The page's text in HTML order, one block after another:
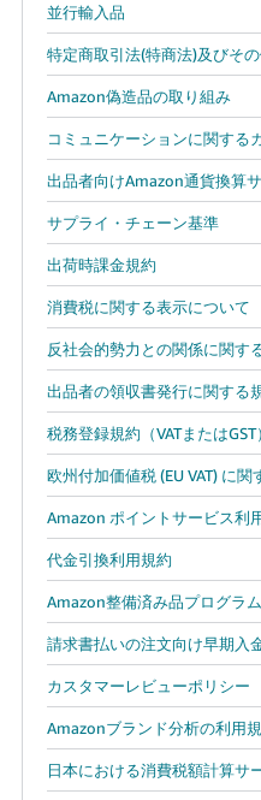
並行輸入品
特定商取引法(特商法)及びそ
Amazon偽造品の取り組み
コミュニケーションに関する
出品者向けAmazon通貨換算
サプライ・チェーン基準
出荷時課金規約
消費税に関する表示について
反社会的勢力との関係に関す
出品者の領収書発行に関する
税務登録規約（VATまたはGST）
欧州付加価値税 (EU VAT) に関
Amazon ポイントサービス利
代金引換利用規約
Amazon整備済み品プログラ
請求書払いの注文向け早期入
カスタマーレビューポリシー
Amazonブランド分析の利用
日本における消費税額計算サ